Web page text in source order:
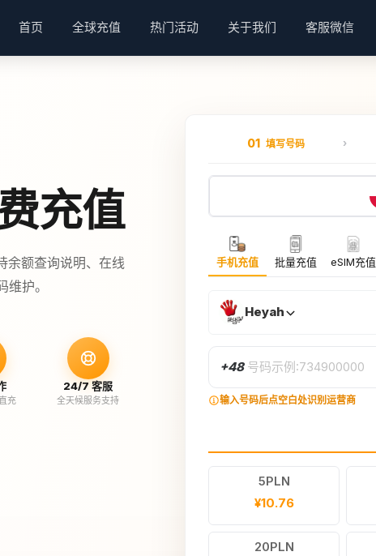
首页 全球充值 热门活动 关于我们 客服微信
充值
余额查询说明、在线
护。
充
24/7 客服
全天候服务支持
01 填写号码
手机充值 批量充值 eSIM充值
Heyah
+48 号码示例:734900000
输入号码后点空白处识别运营商
5PLN
¥10.76
20PLN